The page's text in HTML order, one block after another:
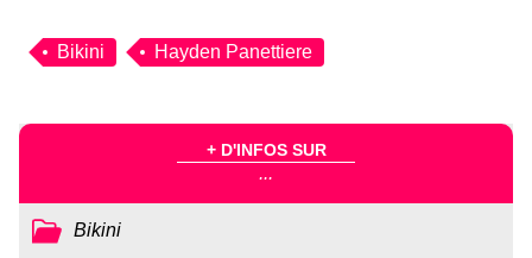
Bikini Hayden Panettiere
+ D'INFOS SUR
...
Bikini